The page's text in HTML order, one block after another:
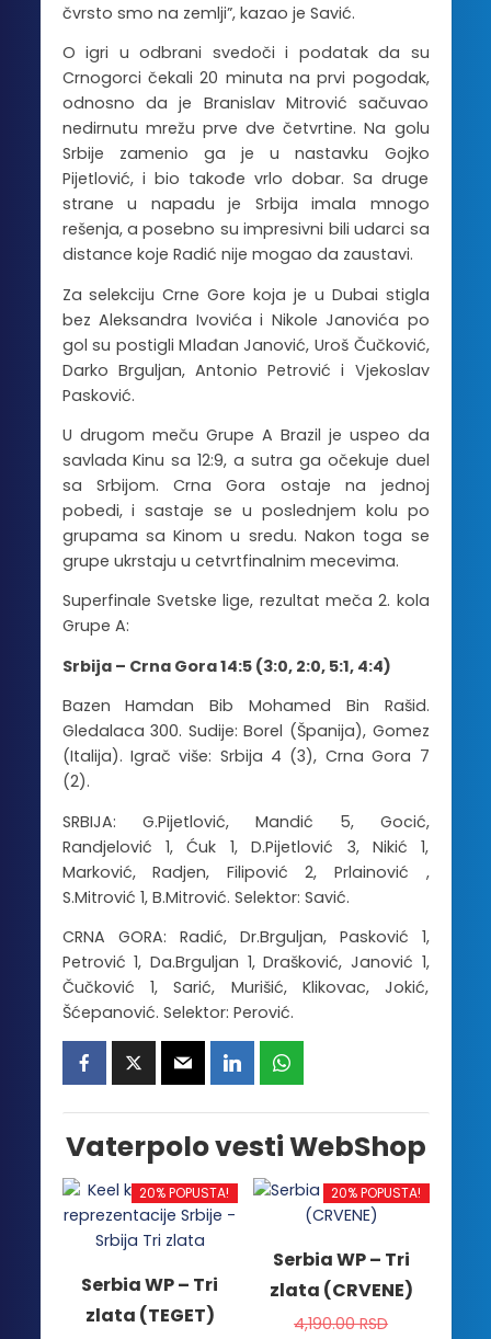
čvrsto smo na zemlji”, kazao je Savić.
O igri u odbrani svedoči i podatak da su
Crnogorci čekali 20 minuta na prvi pogodak,
odnosno da je Branislav Mitrović sačuvao
nedirnutu mrežu prve dve četvrtine. Na golu
Srbije zamenio ga je u nastavku Gojko
Pijetlović, i bio takođe vrlo dobar. Sa druge
strane u napadu je Srbija imala mnogo
rešenja, a posebno su impresivni bili udarci sa
distance koje Radić nije mogao da zaustavi.
Za selekciju Crne Gore koja je u Dubai stigla
bez Aleksandra Ivovića i Nikole Janovića po
gol su postigli Mlađan Janović, Uroš Čučković,
Darko Brguljan, Antonio Petrović i Vjekoslav
Pasković.
U drugom meču Grupe A Brazil je uspeo da
savlada Kinu sa 12:9, a sutra ga očekuje duel
sa Srbijom. Crna Gora ostaje na jednoj
pobedi, i sastaje se u poslednjem kolu po
grupama sa Kinom u sredu. Nakon toga se
grupe ukrstaju u cetvrtfinalnim mecevima.
Superfinale Svetske lige, rezultat meča 2. kola
Grupe A:
Srbija – Crna Gora 14:5 (3:0, 2:0, 5:1, 4:4)
Bazen Hamdan Bib Mohamed Bin Rašid.
Gledalaca 300. Sudije: Borel (Španija), Gomez
(Italija). Igrač više: Srbija 4 (3), Crna Gora 7
(2).
SRBIJA: G.Pijetlović, Mandić 5, Gocić,
Randjelović 1, Ćuk 1, D.Pijetlović 3, Nikić 1,
Marković, Radjen, Filipović 2, Prlainović ,
S.Mitrović 1, B.Mitrović. Selektor: Savić.
CRNA GORA: Radić, Dr.Brguljan, Pasković 1,
Petrović 1, Da.Brguljan 1, Drašković, Janović 1,
Čučković 1, Sarić, Murišić, Klikovac, Jokić,
Šćepanović. Selektor: Perović.
Vaterpolo vesti WebShop
20% POPUSTA!
Serbia WP – Tri
zlata (TEGET)
20% POPUSTA!
Serbia WP – Tri
zlata (CRVENE)
4,190.00RSD